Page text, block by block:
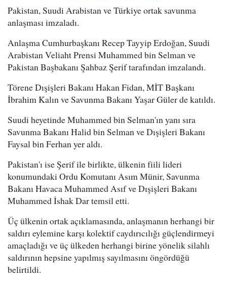
Pakistan, Suudi Arabistan ve Türkiye ortak savunma
anlaşması imzaladı.
Anlaşma Cumhurbaşkanı Recep Tayyip Erdoğan, Suudi
Arabistan Veliaht Prensi Muhammed bin Selman ve
Pakistan Başbakanı Şahbaz Şerif tarafından imzalandı.
Törene Dışişleri Bakanı Hakan Fidan, MİT Başkanı
İbrahim Kalın ve Savunma Bakanı Yaşar Güler de katıldı.
Suudi heyetinde Muhammed bin Selman'ın yanı sıra
Savunma Bakanı Halid bin Selman ve Dışişleri Bakanı
Faysal bin Ferhan yer aldı.
Pakistan'ı ise Şerif ile birlikte, ülkenin fiili lideri
konumundaki Ordu Komutanı Asım Münir, Savunma
Bakanı Havaca Muhammed Asıf ve Dışişleri Bakanı
Muhammed İshak Dar temsil etti.
Üç ülkenin ortak açıklamasında, anlaşmanın herhangi bir
saldırı eylemine karşı kolektif caydırıcılığı güçlendirmeyi
amaçladığı ve üç ülkeden herhangi birine yönelik silahlı
saldırının hepsine yapılmış sayılmasını öngördüğü
belirtildi.